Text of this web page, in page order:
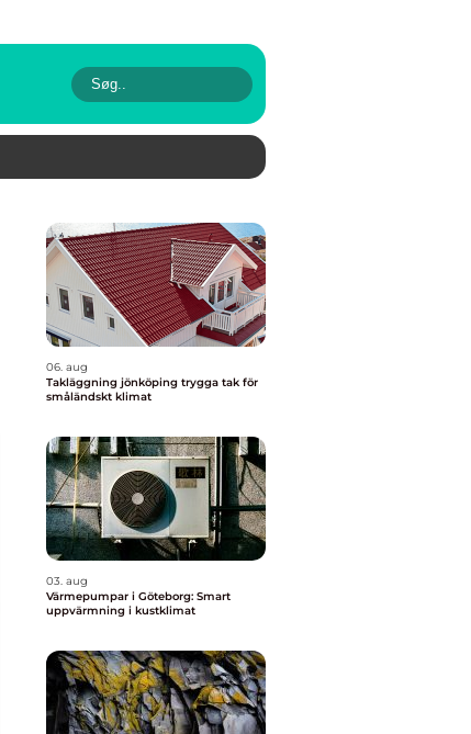
06. aug
Takläggning jönköping trygga tak för
småländskt klimat
03. aug
Värmepumpar i Göteborg: Smart
uppvärmning i kustklimat